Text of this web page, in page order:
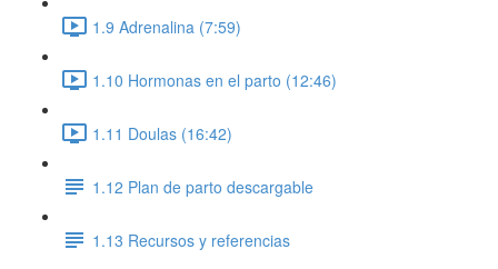
1.9 Adrenalina (7:59)
1.10 Hormonas en el parto (12:46)
1.11 Doulas (16:42)
1.12 Plan de parto descargable
1.13 Recursos y referencias